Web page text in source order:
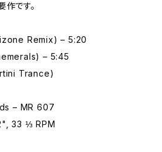
です。
Remix) – 5:20
– 5:45
Trance)
– MR 607
33 ⅓ RPM